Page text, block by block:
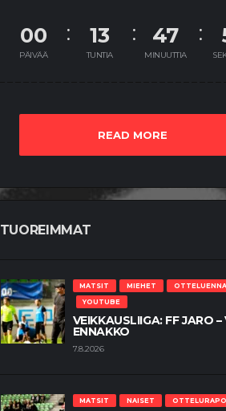
00
PÄIVÄÄ
13
TUNTIA
47
MINUUTTIA
READ MORE
TUOREIMMAT
MATSIT MIEHET
YOUTUBE
VEIKKAUSLIIGA: FF JARO –
ENNAKKO
7.8.2026
MATSIT NAISET